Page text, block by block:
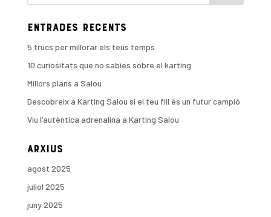
Entrades recents
5 trucs per millorar els teus temps
10 curiositats que no sabies sobre el karting
Millors plans a Salou
Descobreix a Karting Salou si el teu fill és un futur campió
Viu l’autèntica adrenalina a Karting Salou
Arxius
agost 2025
juliol 2025
juny 2025